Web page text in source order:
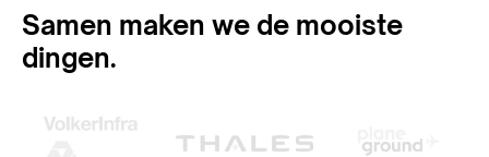
Samen maken we de mooiste
dingen.